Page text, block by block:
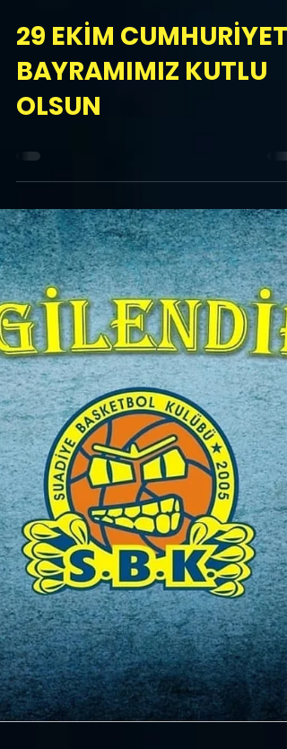
28 Eki 2020 0 dakikada okunur
29 EKİM CUMHURİYET
BAYRAMIMIZ KUTLU
OLSUN